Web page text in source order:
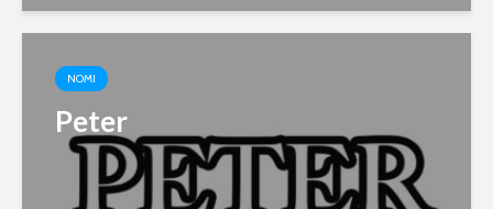
NOMI
Peter